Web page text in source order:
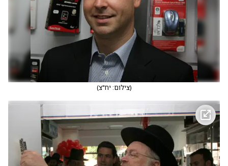
(צילום: יח"צ)